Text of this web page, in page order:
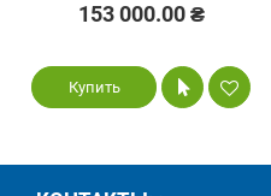
153 000.00 ₴
Купить